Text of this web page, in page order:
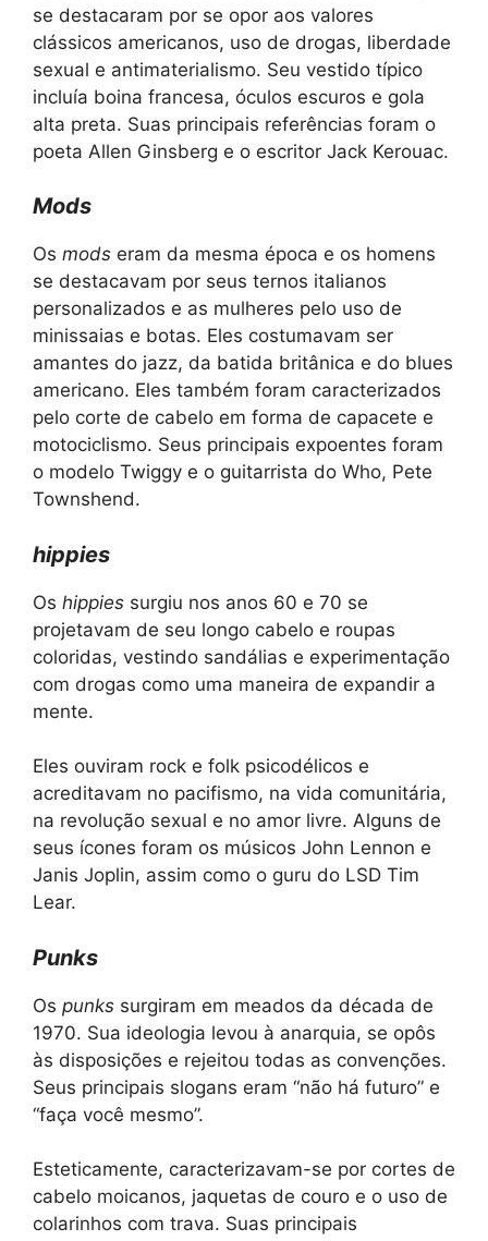
se destacaram por se opor aos valores
clássicos americanos, uso de drogas, liberdade
sexual e antimaterialismo. Seu vestido típico
incluía boina francesa, óculos escuros e gola
alta preta. Suas principais referências foram o
poeta Allen Ginsberg e o escritor Jack Kerouac.
Mods
Os mods eram da mesma época e os homens
se destacavam por seus ternos italianos
personalizados e as mulheres pelo uso de
minissaias e botas. Eles costumavam ser
amantes do jazz, da batida britânica e do blues
americano. Eles também foram caracterizados
pelo corte de cabelo em forma de capacete e
motociclismo. Seus principais expoentes foram
o modelo Twiggy e o guitarrista do Who, Pete
Townshend.
hippies
Os hippies surgiu nos anos 60 e 70 se
projetavam de seu longo cabelo e roupas
coloridas, vestindo sandálias e experimentação
com drogas como uma maneira de expandir a
mente.
Eles ouviram rock e folk psicodélicos e
acreditavam no pacifismo, na vida comunitária,
na revolução sexual e no amor livre. Alguns de
seus ícones foram os músicos John Lennon e
Janis Joplin, assim como o guru do LSD Tim
Lear.
Punks
Os punks surgiram em meados da década de
1970. Sua ideologia levou à anarquia, se opôs
às disposições e rejeitou todas as convenções.
Seus principais slogans eram “não há futuro” e
“faça você mesmo”.
Esteticamente, caracterizavam-se por cortes de
cabelo moicanos, jaquetas de couro e o uso de
colarinhos com trava. Suas principais